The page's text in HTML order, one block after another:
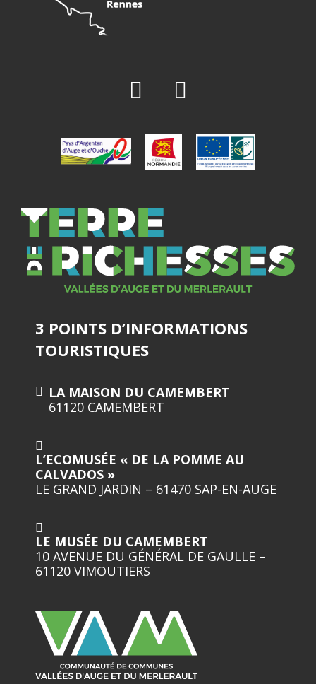
3 POINTS D’INFORMATIONS
TOURISTIQUES
LA MAISON DU CAMEMBERT
61120 CAMEMBERT
L’ECOMUSÉE « DE LA POMME AU
CALVADOS »
LE GRAND JARDIN – 61470 SAP-EN-AUGE
LE MUSÉE DU CAMEMBERT
10 AVENUE DU GÉNÉRAL DE GAULLE –
61120 VIMOUTIERS